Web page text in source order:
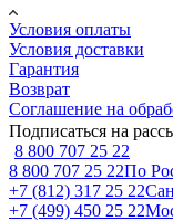
Условия оплаты
Условия доставки
Гарантия
Возврат
Соглашение на
Подписаться на
8 800 707 25 22
8 800 707 25 22По
+7 (812) 317 25 22
+7 (499) 450 25 22